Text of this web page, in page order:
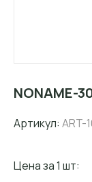
NONAME-
Артикул: ART-
Цена за 1 шт: